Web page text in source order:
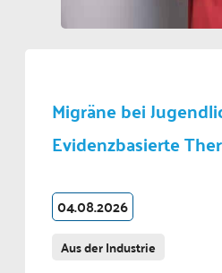
Migräne bei
Evidenzbasierte
04.08.2026
Aus der Industrie